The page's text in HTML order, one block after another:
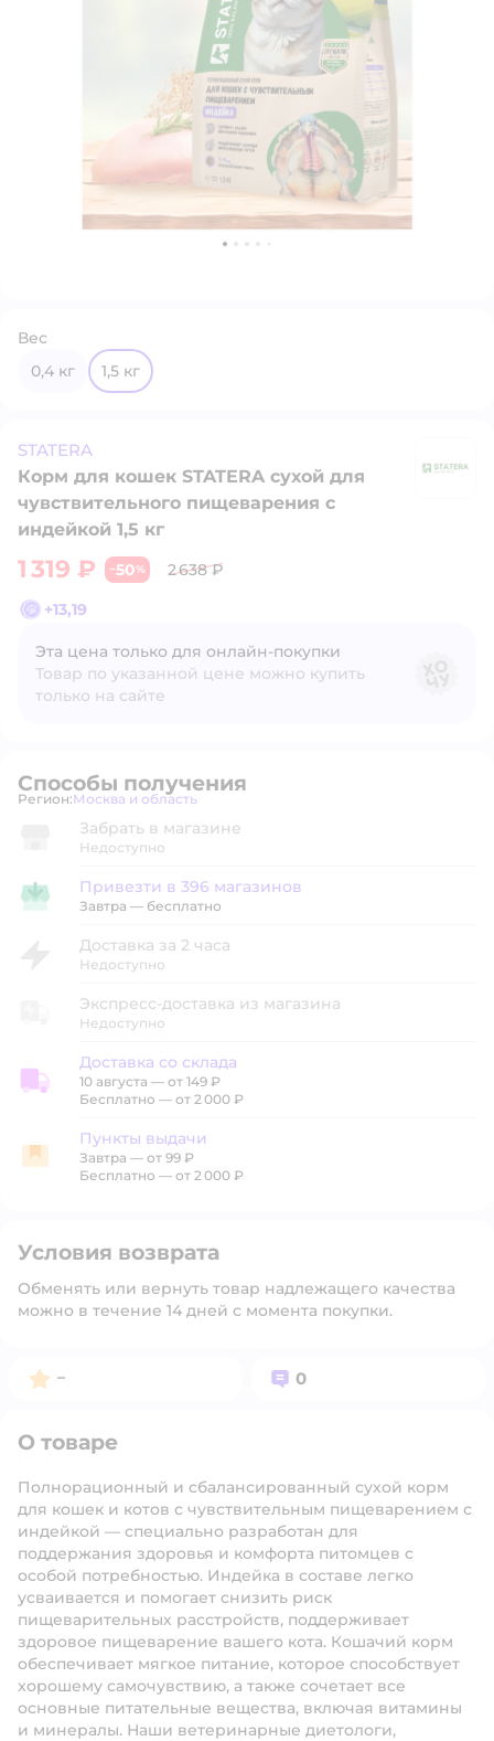
Вес
0,4 кг
1,5 кг
STATERA
Корм для кошек STATERA сухой для
чувствительного пищеварения с
индейкой 1,5 кг
1 319 ₽ −50%
2 638 ₽
+13,19
Эта цена только для онлайн‑покупки
Товар по указанной цене можно купить
только на сайте
Способы получения
Регион: Выбор адреса доставки.
Москва и область
Забрать в магазине
Недоступно
Привезти в магазин
Привезти в 396 магазинов
Завтра — бесплатно
Доставка за 2 часа
Недоступно
Экспресс-доставка из магазина
Недоступно
Доставка со склада
Доставка со склада
10 августа — от 149 ₽
Бесплатно — от 2 000 ₽
Пункты выдачи
Пункты выдачи
Завтра — от 99 ₽
Бесплатно — от 2 000 ₽
Условия возврата
Обменять или вернуть товар надлежащего качества
можно в течение 14 дней с момента покупки.
Рейтинг:
– Вопросов:
0
О товаре
Полнорационный и сбалансированный сухой корм
для кошек и котов с чувствительным пищеварением с
индейкой — специально разработан для
поддержания здоровья и комфорта питомцев с
особой потребностью. Индейка в составе легко
усваивается и помогает снизить риск
пищеварительных расстройств, поддерживает
здоровое пищеварение вашего кота. Кошачий корм
обеспечивает мягкое питание, которое способствует
хорошему самочувствию, а также сочетает все
основные питательные вещества, включая витамины
и минералы. Наши ветеринарные диетологи,